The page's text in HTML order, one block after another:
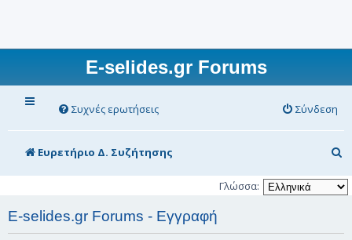
E-selides.gr Forums
Συχνές ερωτήσεις Σύνδεση
Ευρετήριο Δ. Συζήτησης
ν
α
Γλώσσα:
E-selides.gr Forums - Εγγραφή